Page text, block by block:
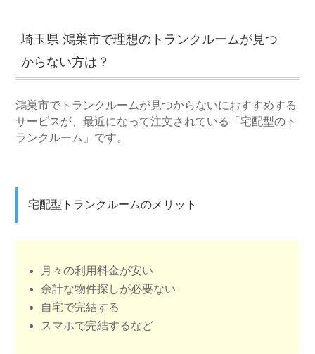
埼玉県 鴻巣市で理想のトランクルームが見つ
からない方は？
鴻巣市でトランクルームが見つからないにおすすめする
サービスが、最近になって注文されている「宅配型のト
ランクルーム」です。
宅配型トランクルームのメリット
月々の利用料金が安い
余計な物件探しが必要ない
自宅で完結する
スマホで完結するなど